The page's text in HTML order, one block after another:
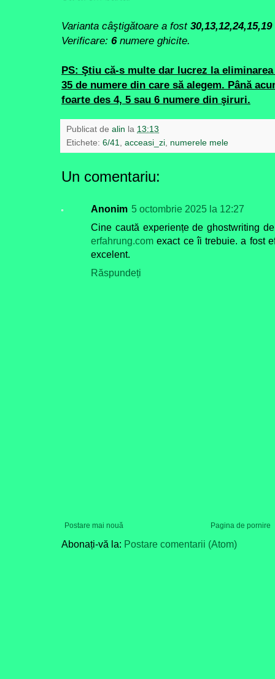
Varianta câştigătoare a fost 30,13,12,24,15,19
Verificare: 6numere ghicite.
PS: Ştiu că-s multe dar lucrez la
35 de numere din care să alegem. Până
foarte des 4, 5 sau 6 numere din şiruri.
Publicat de alin la 13:13
Etichete: 6/41 acceasi_zi numerele mele
Un comentariu:
Anonim 5 octombrie 2025 la 12:27
Cine caută experiențe de ghostwriting
erfahrung.com exact ce îi trebuie. a fost
excelent.
Răspundeți
Postare mai nouă Pagina de pornire
Abonați-vă la: Postare comentarii (Atom)